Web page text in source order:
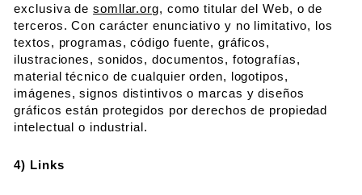
exclusiva desomllar.org, como titular del Web, o de
terceros. Con carácter enunciativo y no limitativo, los
textos, programas, código fuente, gráficos,
ilustraciones, sonidos, documentos, fotografías,
material técnico de cualquier orden, logotipos,
imágenes, signos distintivos o marcas y diseños
gráficos están protegidos por derechos de propiedad
intelectual o industrial.
4) Links